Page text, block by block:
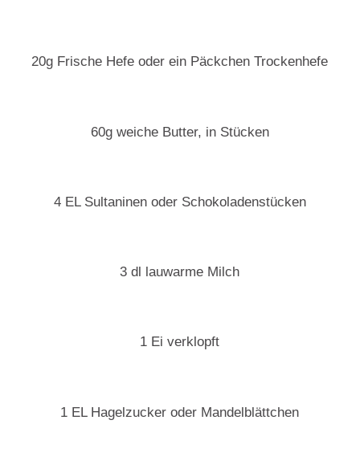
20g Frische Hefe oder ein Päckchen Trockenhefe
60g weiche Butter, in Stücken
4 EL Sultaninen oder Schokoladenstücken
3 dl lauwarme Milch
1 Ei verklopft
1 EL Hagelzucker oder Mandelblättchen